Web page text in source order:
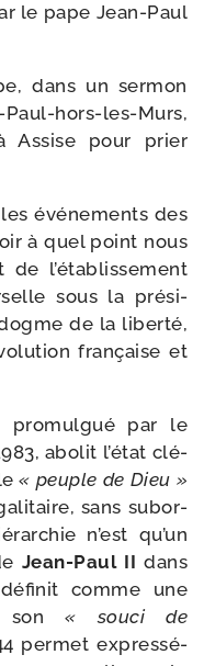
le pape Jean-​Paul
dans un ser­mon
​hors-​les-​Murs,
Assise pour prier
évé­ne­ments des
à quel point nous
de l’établissement
sous la pré­si­
de la liber­té,
fran­çaise et
pro­mul­gué par le
abo­lit l’état clé­
« peuple de Dieu »
sans subor­
n’est qu’un
Jean-​Paul II dans
comme une
son« sou­ci de
per­met expres­sé­